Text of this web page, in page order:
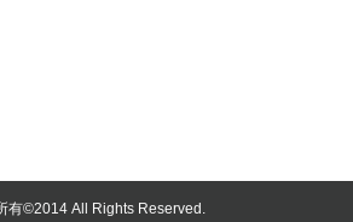
有©2014 All Rights Reserved.